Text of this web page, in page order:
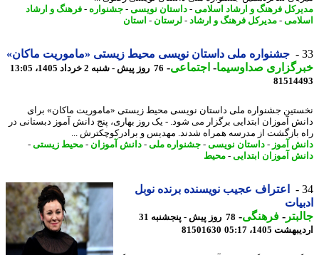
فرهنگ و ارشاد اسلامی-داستان نویسی-جشنواره- فرهنگ و ارشاد
-مدیرکل فرهنگ و ارشاد -لرستان-استان
جشنواره ملی داستان نویسی محیط زیستی «ماموریت ماکان»
صداوسیما-اجتماعی-76 روز پیش - شنبه 2 خرداد 1405، 13:05
جشنواره ملی داستان نویسی محیط زیستی «ماموریت ماکان» برای
آموزان ابتدایی برگزار می شود. - یک روز بهاری، پنج دانش آموز دبستانی در
بازگشت از مدرسه همراه شدند. مهدیس و برادرکوچکترش ...
آموز -داستان نویسی-جشنواره ملی -دانش آموزان- محیط زیستی-
آموزان ابتدایی- محیط
اعتراف عجیب نویسنده برنده نوبل
-فرهنگی-
78 روز پیش - پنجشنبه 31
1405، 05:17
81501630